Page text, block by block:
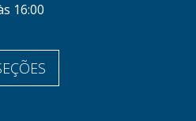
16:00